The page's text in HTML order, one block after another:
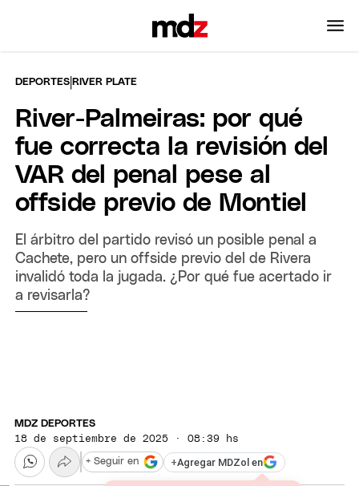
DEPORTES |RIVER PLATE
River-Palmeiras: por qué
fue correcta la revisión del
VAR del penal pese al
offside previo de Montiel
El árbitro del partido revisó un posible penal a
Cachete, pero un offside previo del de Rivera
invalidó toda la jugada. ¿Por qué fue acertado ir
a revisarla?
MDZ DEPORTES
18 de septiembre de 2025 · 08:39 hs
+Agregar MDZol en
+ Seguir en